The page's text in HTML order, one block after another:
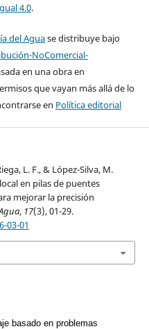
4.0.
del Aguase distribuye bajo
NoComercial-
en una obra en
que vayan más allá de lo
en Política editorial
L. F., & López-Silva, M.
en pilas de puentes
mejorar la precisión
, 17(3), 01-29.
03-01
basado en problemas